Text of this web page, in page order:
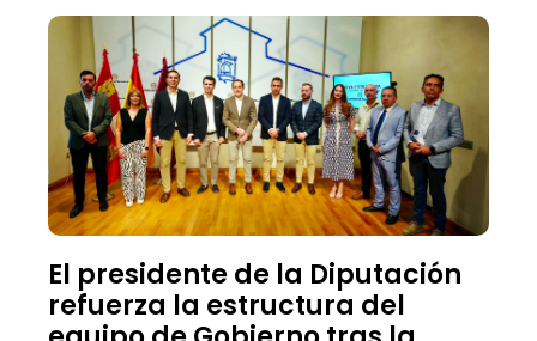
El presidente de la Diputación
refuerza la estructura del